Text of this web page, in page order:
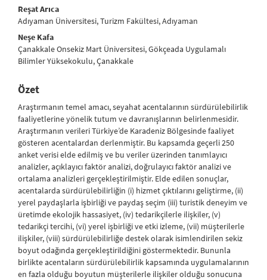
##plugins.themes.bootstrap3.article.main##
Reşat Arıca
Adıyaman Üniversitesi, Turizm Fakültesi, Adıyaman
Neşe Kafa
Çanakkale Onsekiz Mart Üniversitesi, Gökçeada Uygulamalı
Bilimler Yüksekokulu, Çanakkale
Özet
Araştırmanın temel amacı, seyahat acentalarının sürdürülebilirlik
faaliyetlerine yönelik tutum ve davranışlarının belirlenmesidir.
Araştırmanın verileri Türkiye’de Karadeniz Bölgesinde faaliyet
gösteren acentalardan derlenmiştir. Bu kapsamda geçerli 250
anket verisi elde edilmiş ve bu veriler üzerinden tanımlayıcı
analizler, açıklayıcı faktör analizi, doğrulayıcı faktör analizi ve
ortalama analizleri gerçekleştirilmiştir. Elde edilen sonuçlar,
acentalarda sürdürülebilirliğin (i) hizmet çıktılarını geliştirme, (ii)
yerel paydaşlarla işbirliği ve paydaş seçim (iii) turistik deneyim ve
üretimde ekolojik hassasiyet, (iv) tedarikçilerle ilişkiler, (v)
tedarikçi tercihi, (vi) yerel işbirliği ve etki izleme, (vii) müşterilerle
ilişkiler, (viii) sürdürülebilirliğe destek olarak isimlendirilen sekiz
boyut odağında gerçekleştirildiğini göstermektedir. Bununla
birlikte acentaların sürdürülebilirlik kapsamında uygulamalarının
en fazla olduğu boyutun müşterilerle ilişkiler olduğu sonucuna